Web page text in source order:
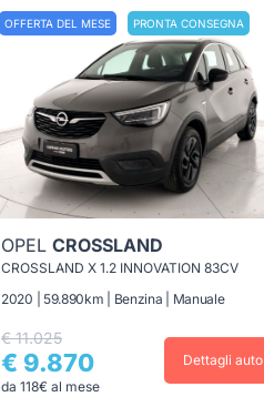
OFFERTA DEL MESE PRONTA CONSEGNA
OPEL CROSSLAND
CROSSLAND X 1.2 INNOVATION 83CV
2020 | 59.890km | Benzina | Manuale
€ 11.025
€ 9.870
da 118€ al mese
Dettagli auto